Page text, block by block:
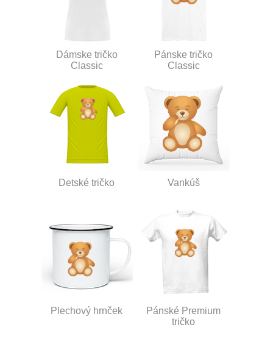
Dámske tričko
Classic
Pánske tričko
Classic
Detské tričko Vankúš
Plechový hrnček
Pánské Premium
tričko